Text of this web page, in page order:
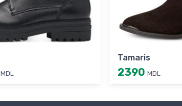
MDL
Tamaris
2390 MDL